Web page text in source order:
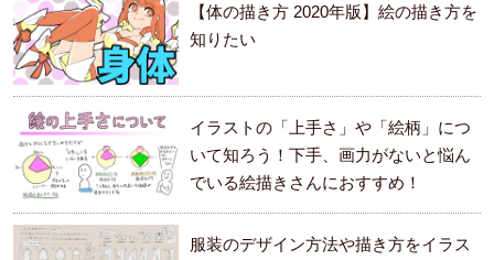
【体の描き方 2020年版】絵の描き方を
知りたい
イラストの「上手さ」や「絵柄」につ
いて知ろう！下手、画力がないと悩ん
でいる絵描きさんにおすすめ！
服装のデザイン方法や描き方をイラス